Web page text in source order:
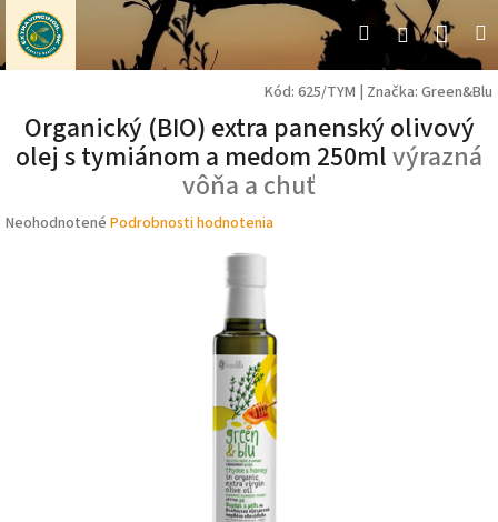
Prejsť
obsah
HľadaťPrihlásenie
Kód: 625/TYM Značka: Green&Blu
Organický (BIO) extra panenský olivový
olej s tymiánom a medom 250mlvýrazná
vôňa a chuť
Priemerné
Neohodnotené Podrobnosti hodnotenia